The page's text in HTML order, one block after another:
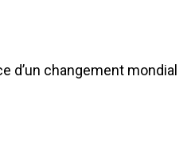
d’un changement mondial